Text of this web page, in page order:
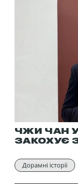
ЧЖИ ЧАН
ЗАКОХУЄ
Дорамні історії